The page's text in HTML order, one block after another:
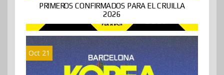
PRIMEROS CONFIRMADOS PARA EL CRUILLA
2026
Oct 21